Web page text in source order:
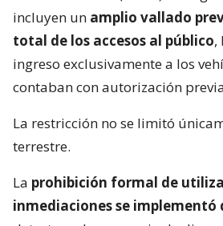
incluyen un amplio vallado
total de los accesos al público,
ingreso exclusivamente a los
contaban con autorización
La restricción no se limitó
terrestre.
La prohibición formal de
inmediaciones se implementó